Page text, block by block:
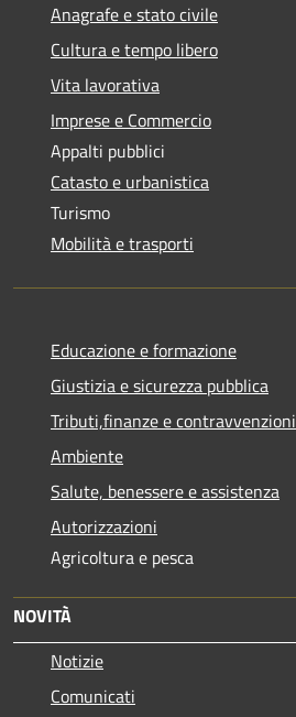
Anagrafe e stato civile
Cultura e tempo libero
Vita lavorativa
Imprese e Commercio
Appalti pubblici
Catasto e urbanistica
Turismo
Mobilità e trasporti
Educazione e formazione
Giustizia e sicurezza pubblica
Tributi,finanze e contravvenzioni
Ambiente
Salute, benessere e assistenza
Autorizzazioni
Agricoltura e pesca
NOVITÀ
Notizie
Comunicati